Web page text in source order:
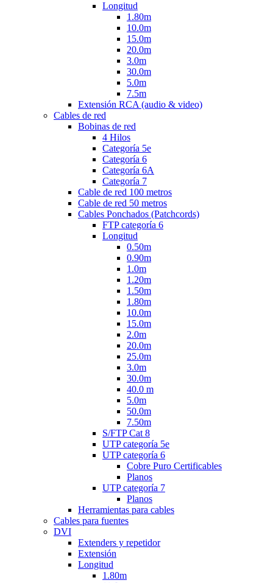
Longitud
1.80m
10.0m
15.0m
20.0m
3.0m
30.0m
5.0m
7.5m
Extensión RCA (audio & video)
Cables de red
Bobinas de red
4 Hilos
Categoría 5e
Categoría 6
Categoría 6A
Categoría 7
Cable de red 100 metros
Cable de red 50 metros
Cables Ponchados (Patchcords)
FTP categoría 6
Longitud
0.50m
0.90m
1.0m
1.20m
1.50m
1.80m
10.0m
15.0m
2.0m
20.0m
25.0m
3.0m
30.0m
40.0 m
5.0m
50.0m
7.50m
S/FTP Cat 8
UTP categoría 5e
UTP categoría 6
Cobre Puro Certificables
Planos
UTP categoría 7
Planos
Herramientas para cables
Cables para fuentes
DVI
Extenders y repetidor
Extensión
Longitud
1.80m